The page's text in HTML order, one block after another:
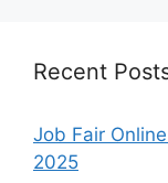
Recent
Job Fair
2025